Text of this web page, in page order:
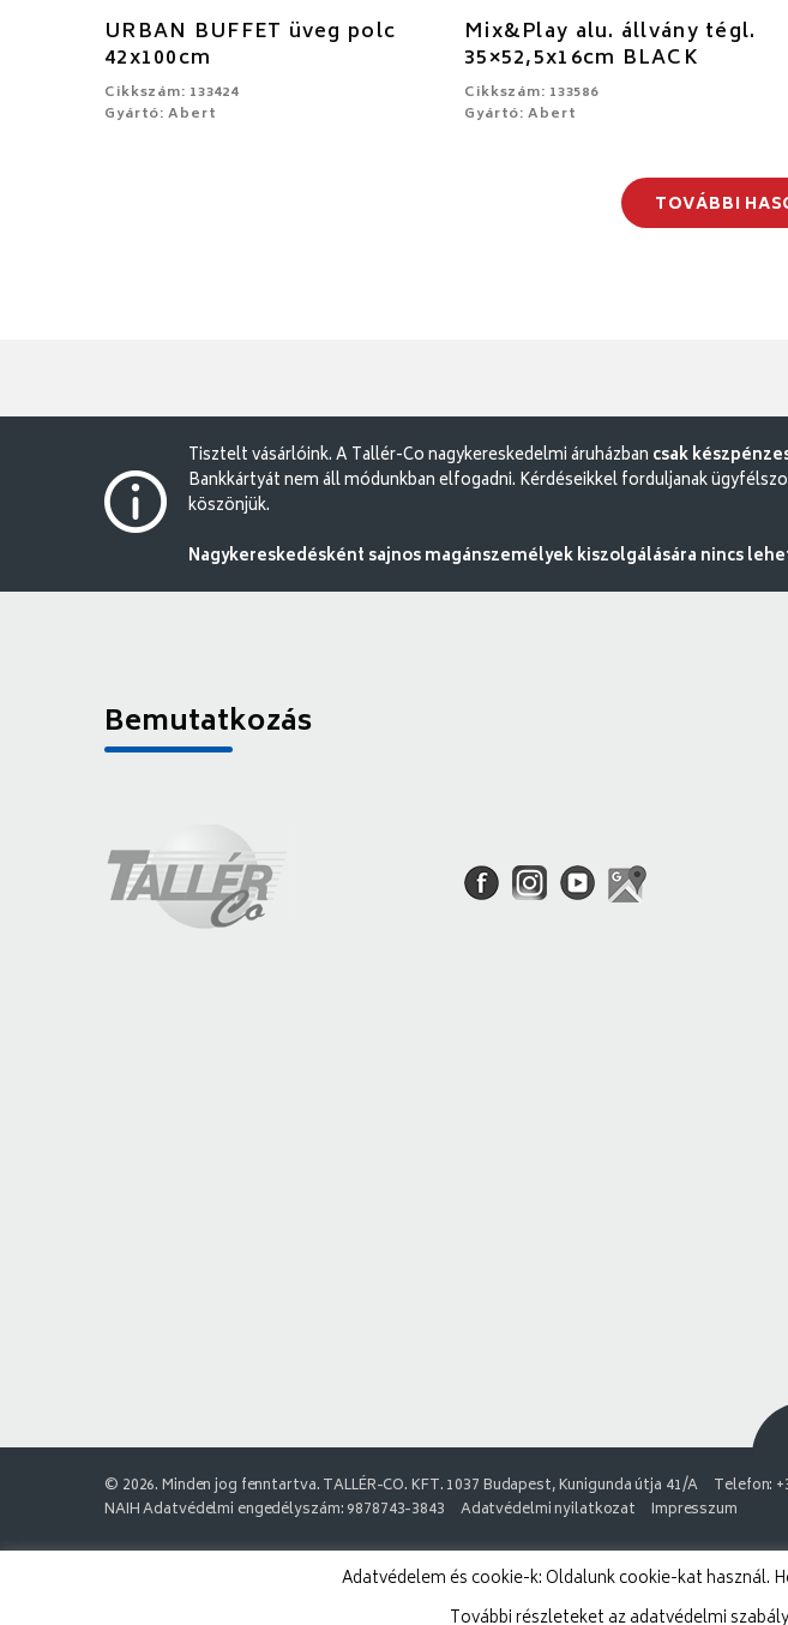
URBAN BUFFET üveg polc
42x100cm
Cikkszám: 133424
Gyártó: Abert
Mix&Play alu. állvány tégl.
35×52,5x16cm BLACK
Cikkszám: 133586
Gyártó: Abert
TOVÁBBI
Tisztelt vásárlóink. A Tallér-Co nagykereskedelmi áruházban csak
Bankkártyát nem áll módunkban elfogadni. Kérdéseikkel forduljanak
köszönjük.
Nagykereskedésként sajnos magánszemélyek kiszolgálására nincs
Bemutatkozás
© 2026. Minden jog fenntartva. TALLÉR-CO. KFT. 1037 Budapest, Kunigunda útja 41/A Telefon:
NAIH Adatvédelmi engedélyszám: 9878743-3843
Adatvédelmi nyilatkozat Impresszum
Adatvédelem és cookie-k: Oldalunk cookie-kat használ.
További részleteket az adatvédelmi